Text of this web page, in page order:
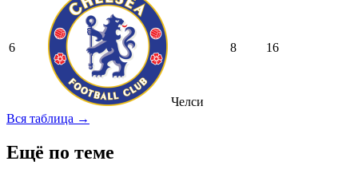
6
Челси
8 16
Вся таблица →
Ещё по теме